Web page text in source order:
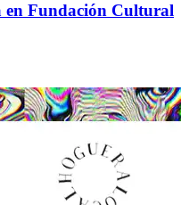
en Fundación Cultural